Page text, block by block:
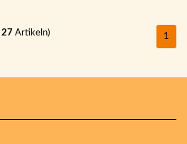
27 Artikeln) 1